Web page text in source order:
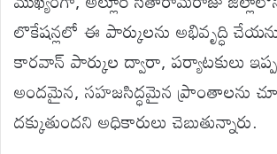
లొకేషన్లలో ఈ పార్కులను అభివృద్ధి
కారవాన్ పార్కుల ద్వారా, పర్యాటకులు
అందమైన, సహజసిద్ధమైన ప్రాంతాలను
దక్కుతుందని అధికారులు చెబుతున్నారు.